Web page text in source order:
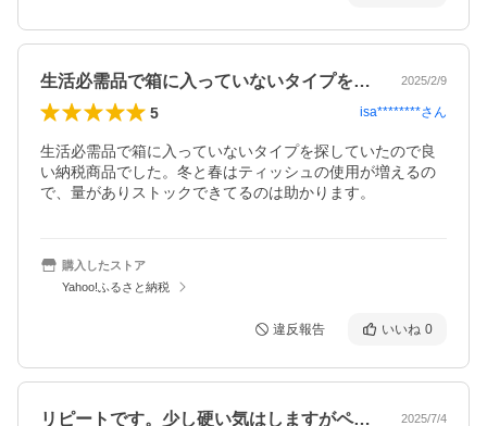
生活必需品で箱に入っていないタイプを探… 2025/2/9
5 isa********さん
生活必需品で箱に入っていないタイプを探していたので良
い納税商品でした。冬と春はティッシュの使用が増えるの
で、量がありストックできてるのは助かります。
購入したストア
Yahoo!ふるさと納税
違反報告 いいね 0
リピートです。少し硬い気はしますがペッ… 2025/7/4